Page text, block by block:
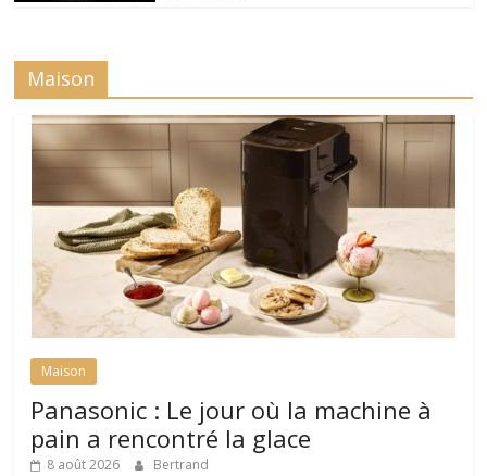
Maison
Maison
Panasonic : Le jour où la machine à
pain a rencontré la glace
8 août 2026 Bertrand